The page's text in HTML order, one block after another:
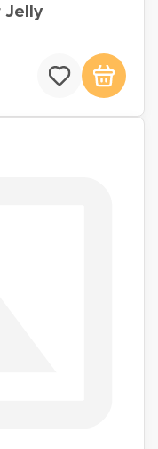
Jelly